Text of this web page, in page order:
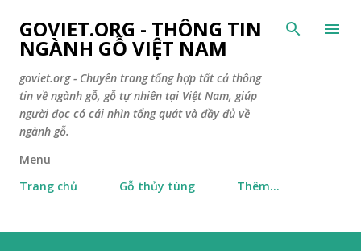
Chuyển đến
GOVIET.ORG - THÔNG TIN
NGÀNH GỖ VIỆT NAM
goviet.org - Chuyên trang tổng hợp tất cả thông
tin về ngành gỗ, gỗ tự nhiên tại Việt Nam, giúp
người đọc có cái nhìn tổng quát và đầy đủ về
ngành gỗ.
Menu
Trang chủ
Gỗ thủy tùng Thêm…